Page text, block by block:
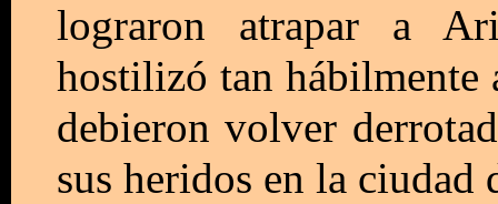
lograron atrapar a
hostilizó tan hábilmente
debieron volver
sus heridos en la ciudad